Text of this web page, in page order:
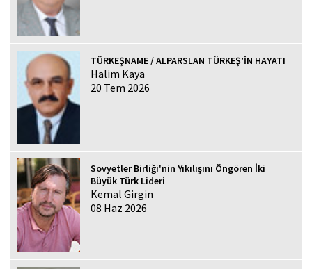
TÜRKEŞNAME / ALPARSLAN TÜRKEŞ’İN HAYATI
Halim Kaya
20 Tem 2026
Sovyetler Birliği'nin Yıkılışını Öngören İki
Büyük Türk Lideri
Kemal Girgin
08 Haz 2026